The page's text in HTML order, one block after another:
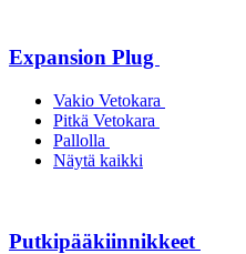
Expansion Plug
Vakio Vetokara
Pitkä Vetokara
Pallolla
Näytä kaikki
Putkipääkiinnikkeet